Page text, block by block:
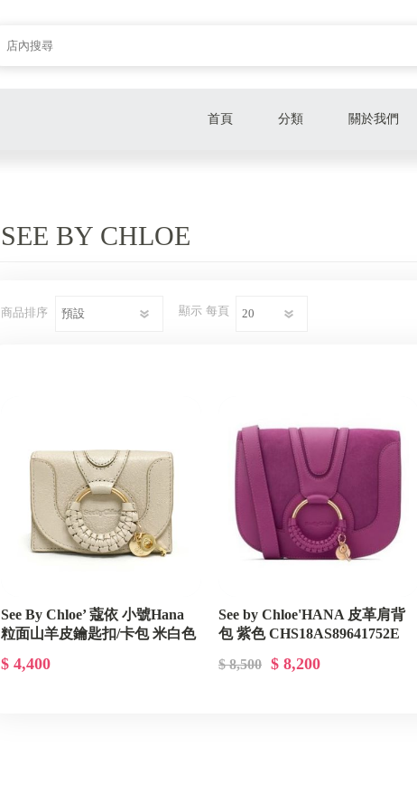
首頁 分類
CHANEL
Gucci
CELINE
BV BOTTEGA VENETA
LOEWE羅威
GOYARD
AMI PARIS
關於我們
SEE BY CHLOE
商品排序 顯示 每頁
See By Chloe’ 蔻依 小號Hana
粒面山羊皮鑰匙扣/卡包 米白色
$ 4,400
See by Chloe'HANA 皮革肩背
包 紫色 CHS18AS89641752E
$ 8,500 $ 8,200